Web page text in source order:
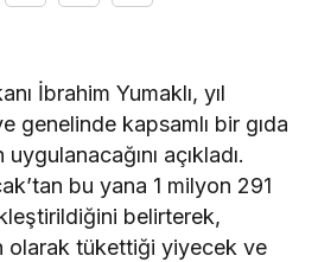
İbrahim Yumaklı, yıl
genelinde kapsamlı bir gıda
açıkladı.
bu yana 1 milyon 291
belirterek,
olarak tükettiği yiyecek ve